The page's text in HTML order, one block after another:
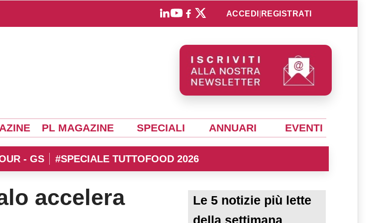
ACCEDI REGISTRATI
PL MAGAZINE SPECIALI ANNUARI EVENTI
- GS #SPECIALE TUTTOFOOD 2026
accelera
Le 5 notizie più lette
della settimana